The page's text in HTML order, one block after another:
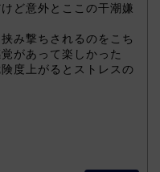
ど意外とここの干潮嫌
み撃ちされるのをこち
があって楽しかった
度上がるとストレスの